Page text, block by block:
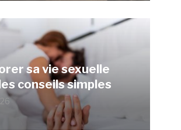
sa vie sexuelle
conseils simples